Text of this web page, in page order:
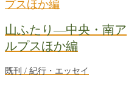
山ふたり―中央・南ア
ルプスほか編
既刊 / 紀行・エッセイ